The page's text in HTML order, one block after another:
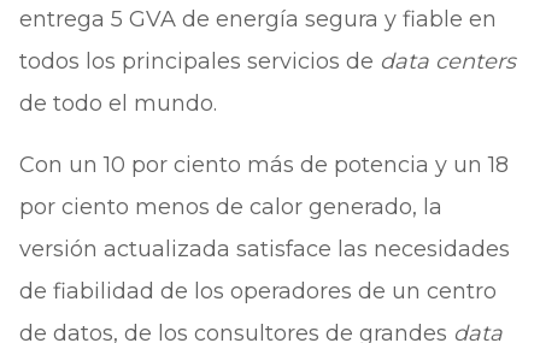
entrega 5 GVA de energía segura y fiable en
todos los principales servicios de data centers
de todo el mundo.
Con un 10 por ciento más de potencia y un 18
por ciento menos de calor generado, la
versión actualizada satisface las necesidades
de fiabilidad de los operadores de un centro
de datos, de los consultores de grandes data